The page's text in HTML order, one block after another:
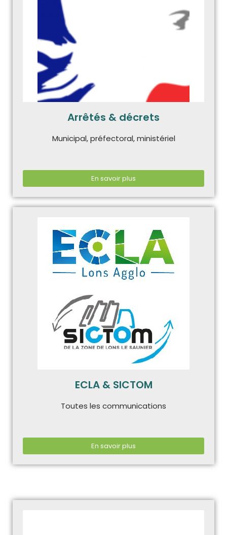
Arrêtés & décrets
Municipal, préfectoral, ministériel
En savoir plus
ECLA & SICTOM
Toutes les communications
En savoir plus